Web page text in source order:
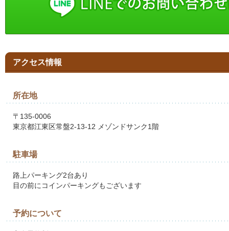
アクセス情報
所在地
〒135-0006
東京都江東区常盤2-13-12 メゾンドサンク1階
駐車場
路上パーキング2台あり
目の前にコインパーキングもございます
予約について